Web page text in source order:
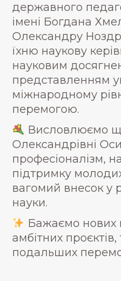
державного
імені Богдана
Олександру
їхню наукову
науковим
представленням
міжнародному
перемогою.
Висловлюємо
Олександрівні
професіоналізм,
підтримку
вагомий внесок у
науки.
Бажаємо нових
амбітних
подальших